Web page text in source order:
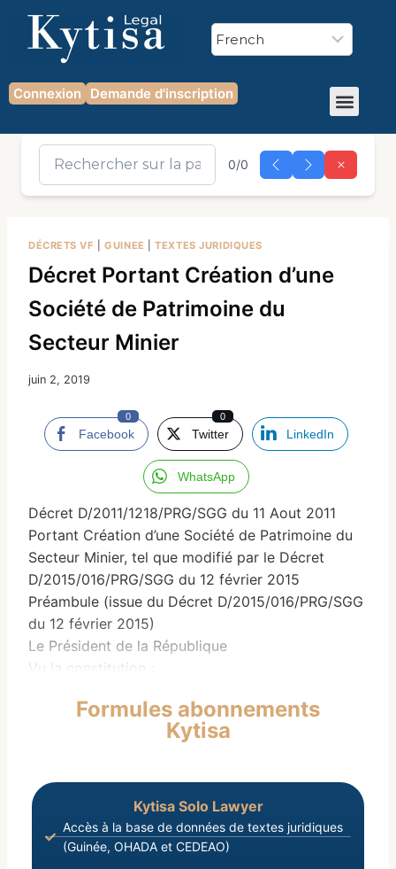
Connexion Demande d'inscription
0/0
DÉCRETS VF |GUINEE |TEXTES JURIDIQUES
Décret Portant Création d’une
Société de Patrimoine du
Secteur Minier
juin 2, 2019
Facebook
0
Twitter
0
LinkedIn
WhatsApp
Décret D/2011/1218/PRG/SGG du 11 Aout 2011
Portant Création d’une Société de Patrimoine du
Secteur Minier, tel que modifié par le Décret
D/2015/016/PRG/SGG du 12 février 2015
Préambule (issue du Décret D/2015/016/PRG/SGG
du 12 février 2015)
Le Président de la République
Vu la constitution ;
portant Code Minier de la République de Guinée,
telle que modifiée par la Loi L/2013/053/CNT du 8
dispositions de la Loi L/2011/006/CNT du 9
septembre 2011 portant Code Minier de la
République de Guinée, notamment en son article
150-II ;
Formules abonnements
Kytisa
Kytisa Solo Lawyer
Accès à la base de données de textes juridiques
(Guinée, OHADA et CEDEAO)